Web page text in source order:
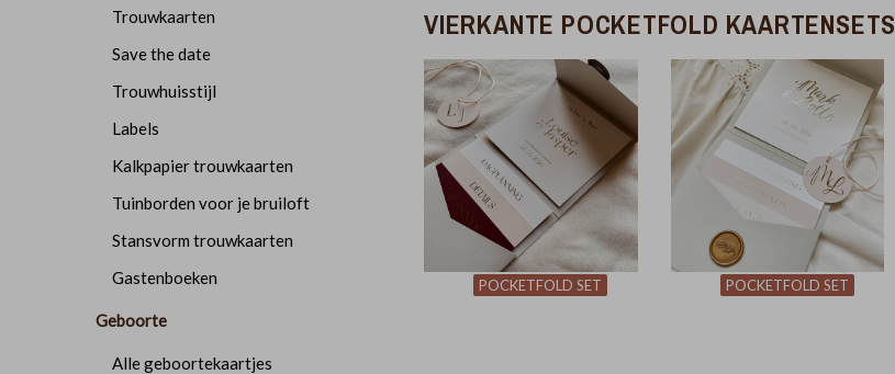
Trouwkaarten
Save the date
Trouwhuisstijl
Labels
Kalkpapier trouwkaarten
Tuinborden voor je bruiloft
Stansvorm trouwkaarten
Gastenboeken
Geboorte
Alle geboortekaartjes
VIERKANTE POCKETFOLD KAARTENSETS
POCKETFOLD SET POCKETFOLD SET